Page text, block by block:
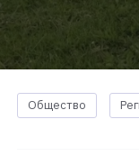
Общество